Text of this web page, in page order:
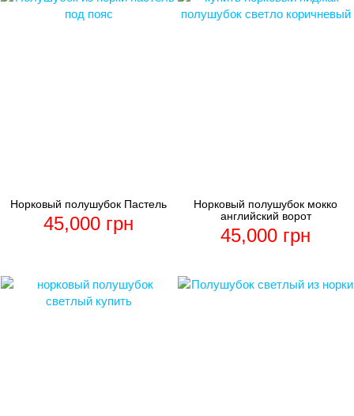
Норковый полушубок мокко
английский ворот
45,000 грн
Норковый полушубок Пастель
45,000 грн